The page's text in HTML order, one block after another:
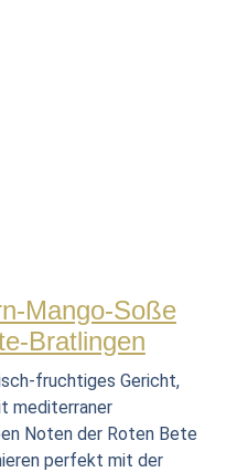
Mango-Soße
Bratlingen
fruchtiges Gericht,
mediterraner
Noten der Roten Bete
perfekt mit der